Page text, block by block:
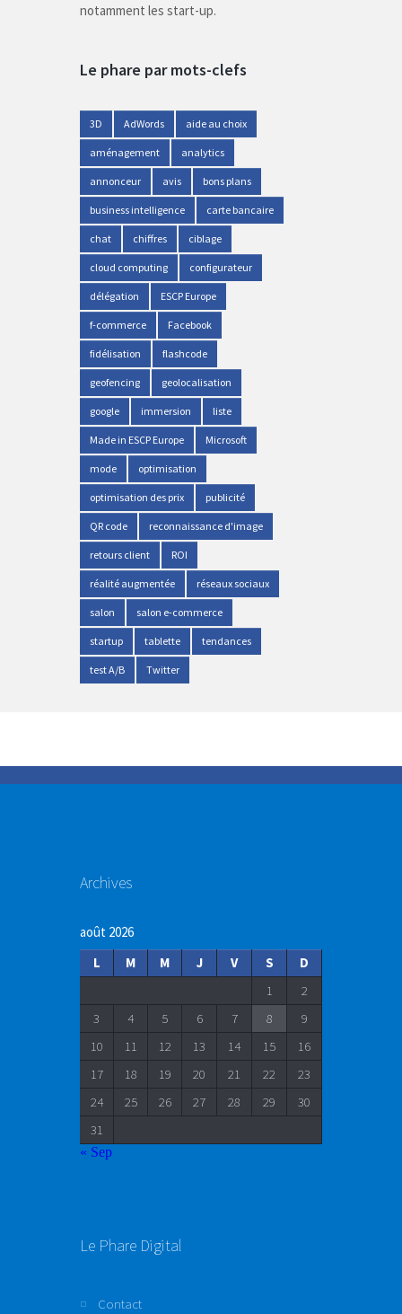
notamment les start-up.
Le phare par mots-clefs
3D AdWords aide au choix
aménagement analytics
annonceur avis bons plans
business intelligence carte bancaire
chat chiffres ciblage
cloud computing configurateur
délégation ESCP Europe
f-commerce Facebook
fidélisation flashcode
geofencing geolocalisation
google immersion liste
Made in ESCP Europe Microsoft
mode optimisation
optimisation des prix publicité
QR code reconnaissance d'image
retours client ROI
réalité augmentée réseaux sociaux
salon salon e-commerce
startup tablette tendances
test A/B Twitter
Archives
août 2026
L
M M J V S
D
1
2
3
4 5 6 7 8
9
10
11 12 13 14 15
16
17
18 19 20 21 22
23
24
25 26 27 28 29
30
31
« Sep
Le Phare Digital
Contact